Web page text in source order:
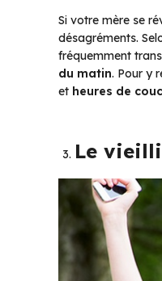
Si votre mère se
désagréments.
fréquemment
du matin. Pour y
et heures de
Le